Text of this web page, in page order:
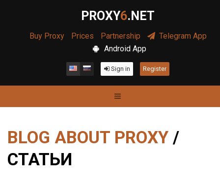
PROXY6.NET
Buy Proxy Prices Partnership
Telegram App
Android App
Sign in Register
BLOG ABOUT PROXY /
СТАТЬИ